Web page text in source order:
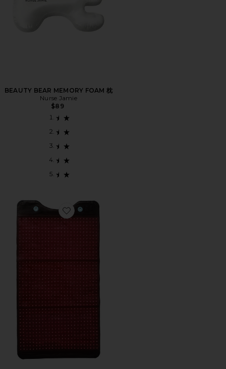
BEAUTY BEAR MEMORY FOAM 枕
Nurse Jamie
$89
Favorite FULL BODY RED LIGHT MAT レッドライトマ